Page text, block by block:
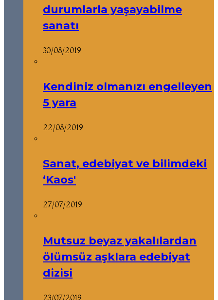
durumlarla yaşayabilme
sanatı
30/08/2019
Kendiniz olmanızı engelleyen
5 yara
22/08/2019
Sanat, edebiyat ve bilimdeki
‘Kaos'
27/07/2019
Mutsuz beyaz yakalılardan
ölümsüz aşklara edebiyat
dizisi
23/07/2019